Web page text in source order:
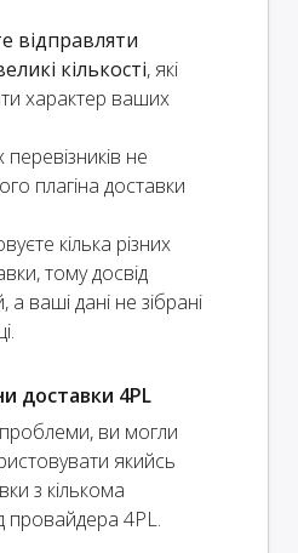
відправляти
кількості, які
характер ваших
не
плагіна доставки
кілька різних
тому досвід
а ваші дані не зібрані
доставки 4PL
ви могли
якийсь
з кількома
провайдера 4PL.